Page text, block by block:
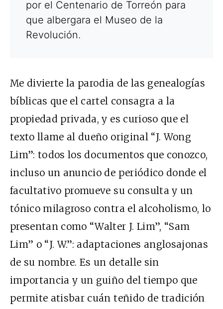
por el Centenario de Torreón para
que albergara el Museo de la
Revolución.
Me divierte la parodia de las genealogías
bíblicas que el cartel consagra a la
propiedad privada, y es curioso que el
texto llame al dueño original “J. Wong
Lim”: todos los documentos que conozco,
incluso un anuncio de periódico donde el
facultativo promueve su consulta y un
tónico milagroso contra el alcoholismo, lo
presentan como “Walter J. Lim”, “Sam
Lim” o “J. W.”: adaptaciones anglosajonas
de su nombre. Es un detalle sin
importancia y un guiño del tiempo que
permite atisbar cuán teñido de tradición